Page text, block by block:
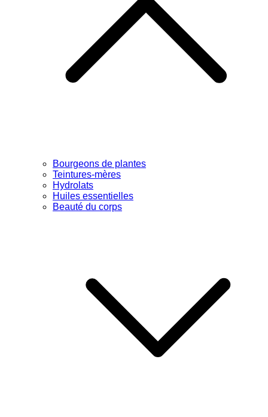
Bourgeons de plantes
Teintures-mères
Hydrolats
Huiles essentielles
Beauté du corps